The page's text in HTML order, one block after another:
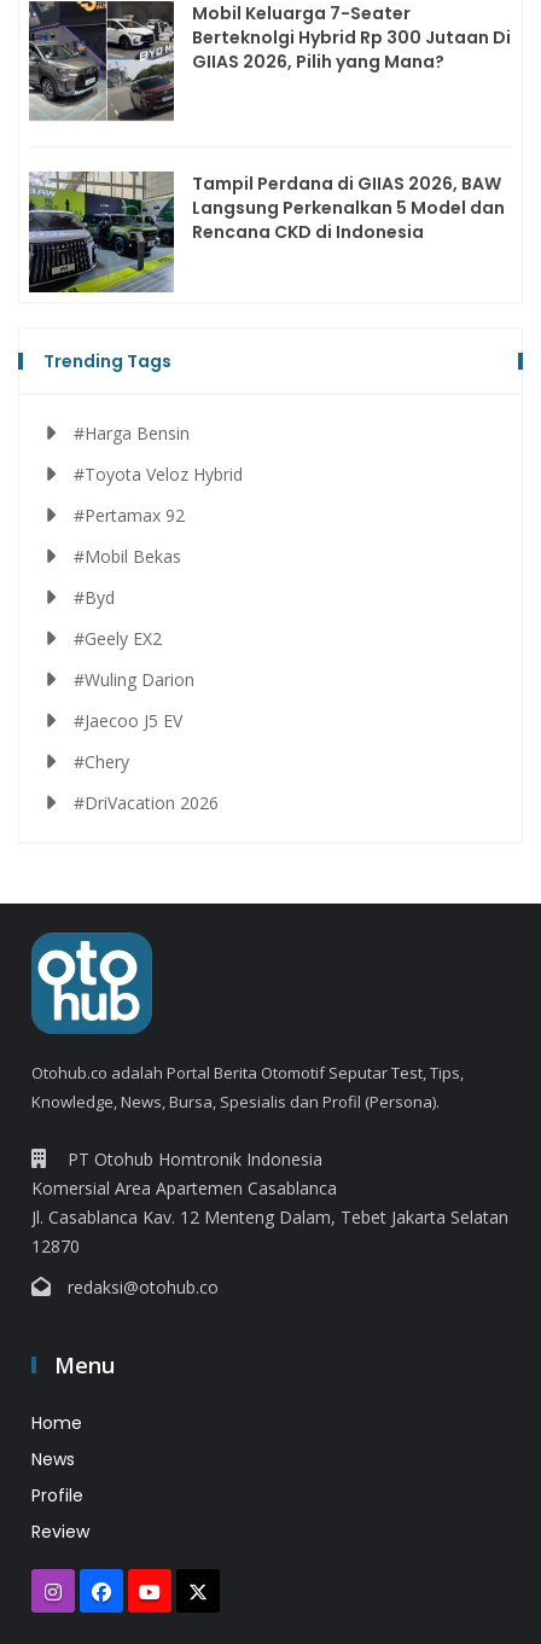
Mobil Keluarga 7-Seater
Berteknolgi Hybrid Rp 300 Jutaan Di
GIIAS 2026, Pilih yang Mana?
Tampil Perdana di GIIAS 2026, BAW
Langsung Perkenalkan 5 Model dan
Rencana CKD di Indonesia
Trending Tags
#Harga Bensin
#Toyota Veloz Hybrid
#Pertamax 92
#Mobil Bekas
#Byd
#Geely EX2
#Wuling Darion
#Jaecoo J5 EV
#Chery
#DriVacation 2026
Otohub.co adalah Portal Berita Otomotif Seputar Test, Tips,
Knowledge, News, Bursa, Spesialis dan Profil (Persona).
PT Otohub Homtronik Indonesia
Komersial Area Apartemen Casablanca
Jl. Casablanca Kav. 12 Menteng Dalam, Tebet Jakarta Selatan
12870
redaksi@otohub.co
Menu
Home
News
Profile
Review